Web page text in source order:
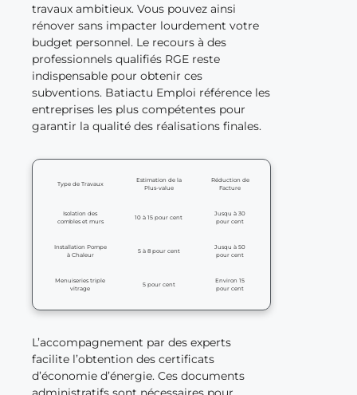
travaux ambitieux. Vous pouvez ainsi
rénover sans impacter lourdement votre
budget personnel. Le recours à des
professionnels qualifiés RGE reste
indispensable pour obtenir ces
subventions. Batiactu Emploi référence les
entreprises les plus compétentes pour
garantir la qualité des réalisations finales.
Type de Travaux
Estimation de la
Plus-value
Réduction de
Facture
Isolation des
combles et murs
10 à 15 pour cent
Jusqu à 30
pour cent
Installation Pompe
à Chaleur
5 à 8 pour cent
Jusqu à 50
pour cent
Menuiseries triple
vitrage
5 pour cent
Environ 15
pour cent
L’accompagnement par des experts
facilite l’obtention des certificats
d’économie d’énergie. Ces documents